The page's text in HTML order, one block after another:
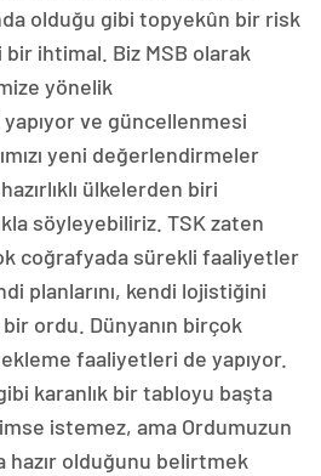
olduğu gibi topyekûn bir risk
ihtimal. Biz MSB olarak
yönelik
ve güncellenmesi
yeni değerlendirmeler
ülkelerden biri
söyleyebiliriz. TSK zaten
coğrafyada sürekli faaliyetler
planlarını, kendi lojistiğini
ordu. Dünyanın birçok
faaliyetleri de yapıyor.
karanlık bir tabloyu başta
istemez, ama Ordumuzun
olduğunu belirtmek